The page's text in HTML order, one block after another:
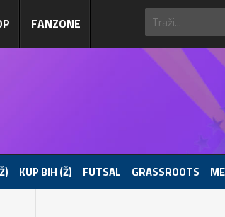
FANZONE
KUP BIH (Ž) FUTSAL GRASSROOTS